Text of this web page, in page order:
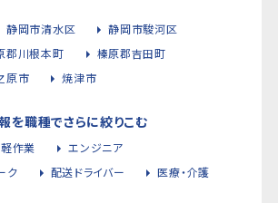
静岡市清水区
静岡市駿河区
郡川根本町
榛原郡吉田町
原市 焼津市
を職種でさらに絞りこむ
軽作業
エンジニア
ク
配送ドライバー
医療・介護